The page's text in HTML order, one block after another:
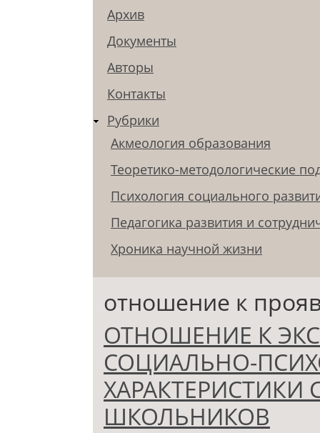
Архив
Документы
Авторы
Контакты
Рубрики
Акмеология образования
Теоретико-методологические
Психология социального
Педагогика развития и
Хроника научной жизни
отношение к
ОТНОШЕНИЕ К
СОЦИАЛЬНО-
ХАРАКТЕРИСТИКИ
ШКОЛЬНИКОВ